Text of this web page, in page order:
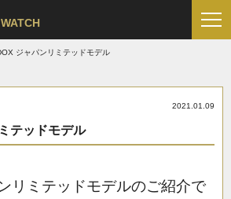
WATCH
ジャパンリミテッドモデル
2021.01.09
テッドモデル
リミテッドモデルのご紹介で